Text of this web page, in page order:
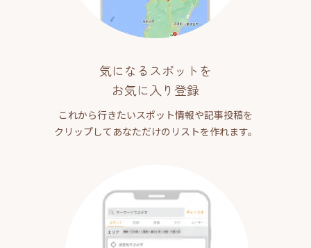
気になるスポットを
お気に入り登録
これから行きたいスポット情報や記事投稿を
クリップしてあなただけのリストを作れます。